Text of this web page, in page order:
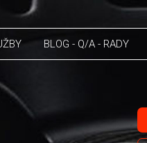
BLOG - Q/A - RADY